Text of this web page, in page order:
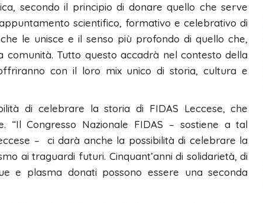
secondo il principio di donare quello che serve
scientifico, formativo e celebrativo di
le unisce e il senso più profondo di quello che,
Tutto questo accadrà nel contesto della
con il loro mix unico di storia, cultura e
di celebrare la storia di FIDAS Leccese, che
“Il Congresso Nazionale FIDAS – sostiene a tal
– ci darà anche la possibilità di celebrare la
ai traguardi futuri. Cinquant’anni di solidarietà, di
e plasma donati possono essere una seconda